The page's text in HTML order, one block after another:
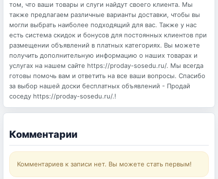
том, что ваши товары и слуги найдут своего клиента. Мы
также предлагаем различные варианты доставки, чтобы вы
могли выбрать наиболее подходящий для вас. Также у нас
есть система скидок и бонусов для постоянных клиентов при
размещении объявлений в платных категориях. Вы можете
получить дополнительную информацию о наших товарах и
услугах на нашем сайте https://proday-sosedu.ru/. Мы всегда
готовы помочь вам и ответить на все ваши вопросы. Спасибо
за выбор нашей доски бесплатных объявлений - Продай
соседу https://proday-sosedu.ru/.!
Комментарии
Комментариев к записи нет. Вы можете стать первым!